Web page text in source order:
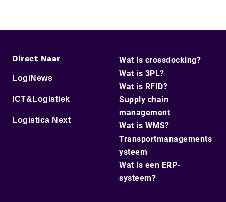
Direct Naar
LogiNews
ICT&Logistiek
Logistica Next
Wat is crossdocking?
Wat is 3PL?
Wat is RFID?
Supply chain
management
Wat is WMS?
Transportmanagements
ysteem
Wat is een ERP-
systeem?